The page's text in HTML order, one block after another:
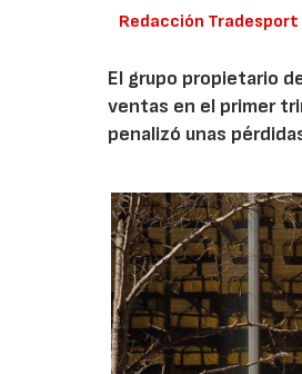
Redacción Tradesport
El grupo propietario
ventas en el primer
penalizó unas